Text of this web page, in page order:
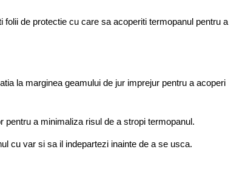
de protectie cu care sa acoperiti termopanul pentru a
la marginea geamului de jur imprejur pentru a acoperi
a minimaliza risul de a stropi termopanul.
cu var si sa il indepartezi inainte de a se usca.